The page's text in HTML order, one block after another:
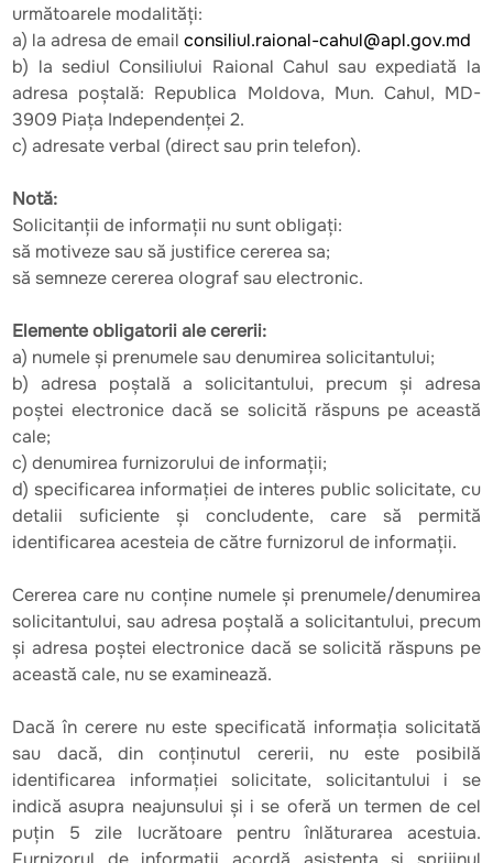
următoarele modalități:
a) la adresa de emailconsiliul.raional-cahul@apl.gov.md
b) la sediul Consiliului Raional Cahul sau expediată la
adresa poștală: Republica Moldova, Mun. Cahul, MD-
3909 Piaţa Independenței 2.
c) adresate verbal (direct sau prin telefon).
Notă:
Solicitanții de informații nu sunt obligați:
să motiveze sau să justifice cererea sa;
să semneze cererea olograf sau electronic.
Elemente obligatorii ale cererii:
a) numele și prenumele sau denumirea solicitantului;
b) adresa poștală a solicitantului, precum și adresa
poștei electronice dacă se solicită răspuns pe această
cale;
c) denumirea furnizorului de informații;
d) specificarea informației de interes public solicitate, cu
detalii suficiente și concludente, care să permită
identificarea acesteia de către furnizorul de informații.
Cererea care nu conține numele și prenumele/denumirea
solicitantului, sau adresa poștală a solicitantului, precum
și adresa poștei electronice dacă se solicită răspuns pe
această cale, nu se examinează.
Dacă în cerere nu este specificată informația solicitată
sau dacă, din conținutul cererii, nu este posibilă
identificarea informației solicitate, solicitantului i se
indică asupra neajunsului și i se oferă un termen de cel
puțin 5 zile lucrătoare pentru înlăturarea acestuia.